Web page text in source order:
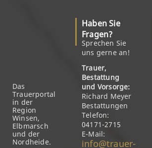
Das
Trauerportal
in der
Region
Winsen,
Elbmarsch
und der
Nordheide.
Haben Sie
Fragen?
Sprechen Sie
uns gerne an!
Trauer,
Bestattung
und Vorsorge:
Richard Meyer
Bestattungen
Telefon:
04171-2715
E-Mail:
info@trauer-